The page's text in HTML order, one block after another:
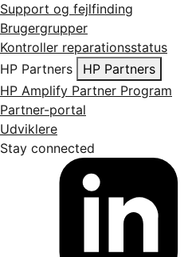
Support og fejlfinding
Brugergrupper
Kontroller reparationsstatus
HP Partners
HP Partners
HP Amplify Partner Program
Partner-portal
Udviklere
Stay connected